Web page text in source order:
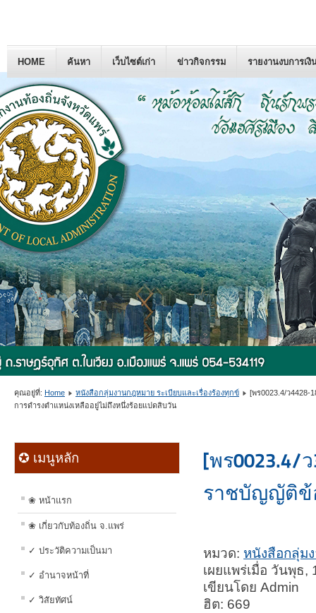
HOME ค้นหา เว็บไซต์เก่า ข่าวกิจกรรม รายงานงบการเงิ
คุณอยู่ที่: Home หนังสือกลุ่มงานกฎหมาย ระเบียบและเรื่องร้องทุกข์
[พร0023.4/ว
การดำรงตำแหน่งเหลืออยู่ไม่ถึงหนึ่งร้อยแปดสิบวัน
✪ เมนูหลัก
❀ หน้าแรก
❀ เกี่ยวกับท้องถิ่น จ.แพร่
✓ ประวัติความเป็นมา
✓ อำนาจหน้าที่
✓ วิสัยทัศน์
[พร0023.4/
ราชบัญญัติข้
หมวด: หนังสือกลุ่ม
เผยแพร่เมื่อ วันพุธ
เขียนโดย Admin
ฮิต: 669